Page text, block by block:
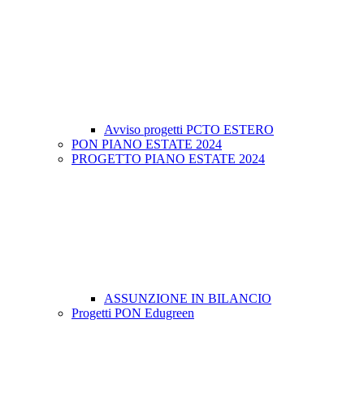
Avviso progetti PCTO ESTERO
PON PIANO ESTATE 2024
PROGETTO PIANO ESTATE 2024
ASSUNZIONE IN BILANCIO
Progetti PON Edugreen